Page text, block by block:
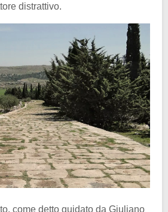
distrattivo.
come detto guidato da Giuliano